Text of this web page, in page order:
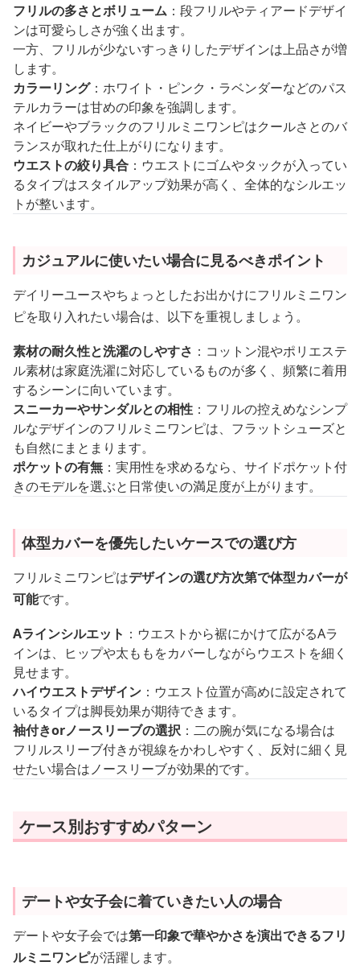
フリルの多さとボリューム ：段フリルやティアードデザイ
ンは可愛らしさが強く出ます。
一方、フリルが少ないすっきりしたデザインは上品さが増
します。
カラーリング：ホワイト・ピンク・ラベンダーなどのパス
テルカラーは甘めの印象を強調します。
ネイビーやブラックのフリルミニワンピはクールさとのバ
ランスが取れた仕上がりになります。
ウエストの絞り具合 ：ウエストにゴムやタックが入ってい
るタイプはスタイルアップ効果が高く、全体的なシルエッ
トが整います。
カジュアルに使いたい場合に見るべきポイント
デイリーユースやちょっとしたお出かけにフリルミニワン
ピを取り入れたい場合は、以下を重視しましょう。
素材の耐久性と洗濯のしやすさ ：コットン混やポリエステ
ル素材は家庭洗濯に対応しているものが多く、頻繁に着用
するシーンに向いています。
スニーカーやサンダルとの相性 ：フリルの控えめなシンプ
ルなデザインのフリルミニワンピは、フラットシューズと
も自然にまとまります。
ポケットの有無 ：実用性を求めるなら、サイドポケット付
きのモデルを選ぶと日常使いの満足度が上がります。
体型カバーを優先したいケースでの選び方
フリルミニワンピはデザインの選び方次第で体型カバーが
可能です。
Aラインシルエット ：ウエストから裾にかけて広がるAラ
インは、ヒップや太ももをカバーしながらウエストを細く
見せます。
ハイウエストデザイン ：ウエスト位置が高めに設定されて
いるタイプは脚長効果が期待できます。
袖付きorノースリーブの選択 ：二の腕が気になる場合は
フリルスリーブ付きが視線をかわしやすく、反対に細く見
せたい場合はノースリーブが効果的です。
ケース別おすすめパターン
デートや女子会に着ていきたい人の場合
デートや女子会では第一印象で華やかさを演出できるフリ
ルミニワンピが活躍します。